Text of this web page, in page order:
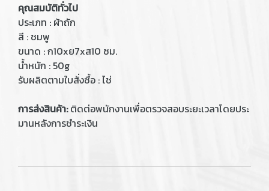
คุณสมบัติทั่วไป
ประเภท : ผ้าถัก
สี : ชมพู
ขนาด : ก10xย7xส10 ซม.
น้ำหนัก : 50g
รับผลิตตามใบสั่งซื้อ : ไช่
การส่งสินค้า:ติดต่อพนักงานเพื่อตรวจสอบระยะเวลาโดยประ
มานหลังการชำระเงิน